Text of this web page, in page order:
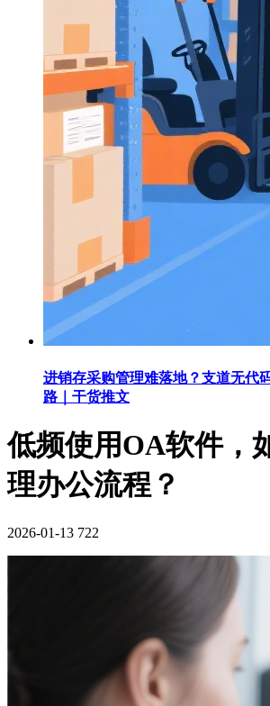
进销存采购管理难落地？支道无代
路｜干货推文
低频使用OA软件，
理办公流程？
2026-01-13 722